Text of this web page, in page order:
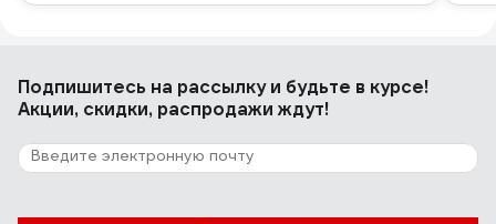
Подпишитесь на рассылкуи будьте в курсе!
Акции, скидки, распродажи ждут!